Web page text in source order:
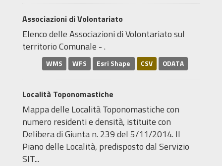
Associazioni di Volontariato
Elenco delle Associazioni di Volontariato sul
territorio Comunale - .
WMS WFS Esri Shape CSV ODATA
Località Toponomastiche
Mappa delle Località Toponomastiche con
numero residenti e densità, istituite con
Delibera di Giunta n. 239 del 5/11/2014. Il
Piano delle Località, predisposto dal Servizio
SIT...